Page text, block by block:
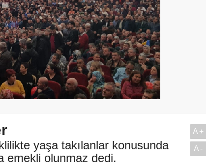
yaşa takılanlar konusunda
emekli olunmaz dedi.
A+
A-